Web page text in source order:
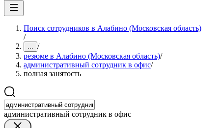
Поиск сотрудников в Алабино (Московская область)
/
... /
резюме в Алабино (Московская область)/
административный сотрудник в офис/
полная занятость
административный сотрудник в офис